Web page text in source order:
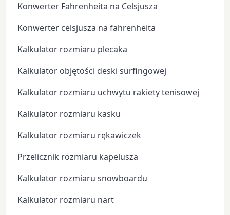
Konwerter Fahrenheita na Celsjusza
Konwerter celsjusza na fahrenheita
Kalkulator rozmiaru plecaka
Kalkulator objętości deski surfingowej
Kalkulator rozmiaru uchwytu rakiety tenisowej
Kalkulator rozmiaru kasku
Kalkulator rozmiaru rękawiczek
Przelicznik rozmiaru kapelusza
Kalkulator rozmiaru snowboardu
Kalkulator rozmiaru nart